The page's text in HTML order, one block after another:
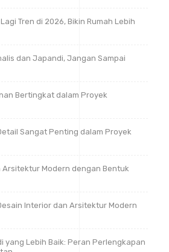
Tren di 2026, Bikin Rumah Lebih
dan Japandi, Jangan Sampai
Bertingkat dalam Proyek
Sangat Penting dalam Proyek
Arsitektur Modern dengan Bentuk
Interior dan Arsitektur Modern
yang Lebih Baik: Peran Perlengkapan